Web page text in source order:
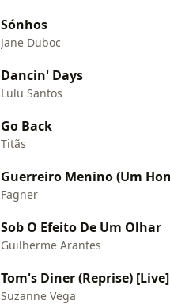
Sónhos
Jane Duboc
Dancin' Days
Lulu Santos
Go Back
Titãs
Fagner
Sob O Efeito De Um Olhar
Guilherme Arantes
Tom's Diner (Reprise) [Live]
Suzanne Vega